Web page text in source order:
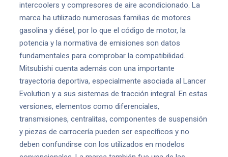
intercoolers y compresores de aire acondicionado. La
marca ha utilizado numerosas familias de motores
gasolina y diésel, por lo que el código de motor, la
potencia y la normativa de emisiones son datos
fundamentales para comprobar la compatibilidad.
Mitsubishi cuenta además con una importante
trayectoria deportiva, especialmente asociada al Lancer
Evolution y a sus sistemas de tracción integral. En estas
versiones, elementos como diferenciales,
transmisiones, centralitas, componentes de suspensión
y piezas de carrocería pueden ser específicos y no
deben confundirse con los utilizados en modelos